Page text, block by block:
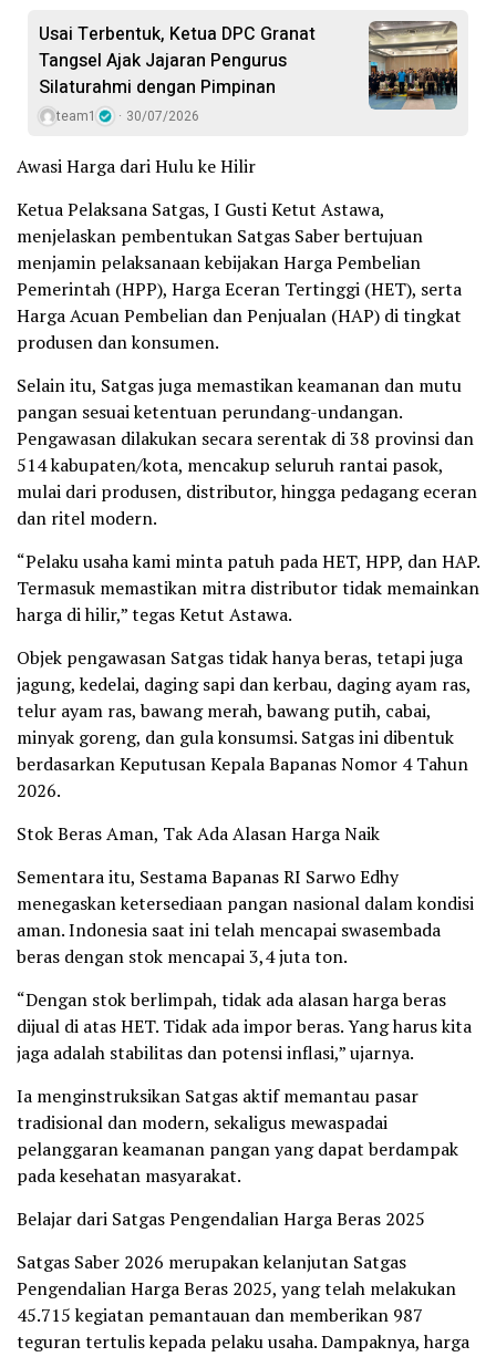
Usai Terbentuk, Ketua DPC Granat
Tangsel Ajak Jajaran Pengurus
Silaturahmi dengan Pimpinan
team1 30/07/2026
Awasi Harga dari Hulu ke Hilir
Ketua Pelaksana Satgas, I Gusti Ketut Astawa,
menjelaskan pembentukan Satgas Saber bertujuan
menjamin pelaksanaan kebijakan Harga Pembelian
Pemerintah (HPP), Harga Eceran Tertinggi (HET), serta
Harga Acuan Pembelian dan Penjualan (HAP) di tingkat
produsen dan konsumen.
Selain itu, Satgas juga memastikan keamanan dan mutu
pangan sesuai ketentuan perundang-undangan.
Pengawasan dilakukan secara serentak di 38 provinsi dan
514 kabupaten/kota, mencakup seluruh rantai pasok,
mulai dari produsen, distributor, hingga pedagang eceran
dan ritel modern.
“Pelaku usaha kami minta patuh pada HET, HPP, dan HAP.
Termasuk memastikan mitra distributor tidak memainkan
harga di hilir,” tegas Ketut Astawa.
Objek pengawasan Satgas tidak hanya beras, tetapi juga
jagung, kedelai, daging sapi dan kerbau, daging ayam ras,
telur ayam ras, bawang merah, bawang putih, cabai,
minyak goreng, dan gula konsumsi. Satgas ini dibentuk
berdasarkan Keputusan Kepala Bapanas Nomor 4 Tahun
2026.
Stok Beras Aman, Tak Ada Alasan Harga Naik
Sementara itu, Sestama Bapanas RI Sarwo Edhy
menegaskan ketersediaan pangan nasional dalam kondisi
aman. Indonesia saat ini telah mencapai swasembada
beras dengan stok mencapai 3,4 juta ton.
“Dengan stok berlimpah, tidak ada alasan harga beras
dijual di atas HET. Tidak ada impor beras. Yang harus kita
jaga adalah stabilitas dan potensi inflasi,” ujarnya.
Ia menginstruksikan Satgas aktif memantau pasar
tradisional dan modern, sekaligus mewaspadai
pelanggaran keamanan pangan yang dapat berdampak
pada kesehatan masyarakat.
Belajar dari Satgas Pengendalian Harga Beras 2025
Satgas Saber 2026 merupakan kelanjutan Satgas
Pengendalian Harga Beras 2025, yang telah melakukan
45.715 kegiatan pemantauan dan memberikan 987
teguran tertulis kepada pelaku usaha. Dampaknya, harga